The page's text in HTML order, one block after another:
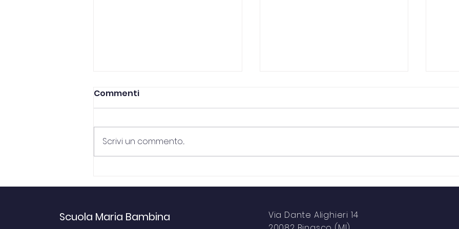
Sanguineti per l'inizio
2025-26
ProgettoAttivamente
Commenti
Scrivi un commento...
Scuola Maria Bambina
Via Dante Alighieri 14